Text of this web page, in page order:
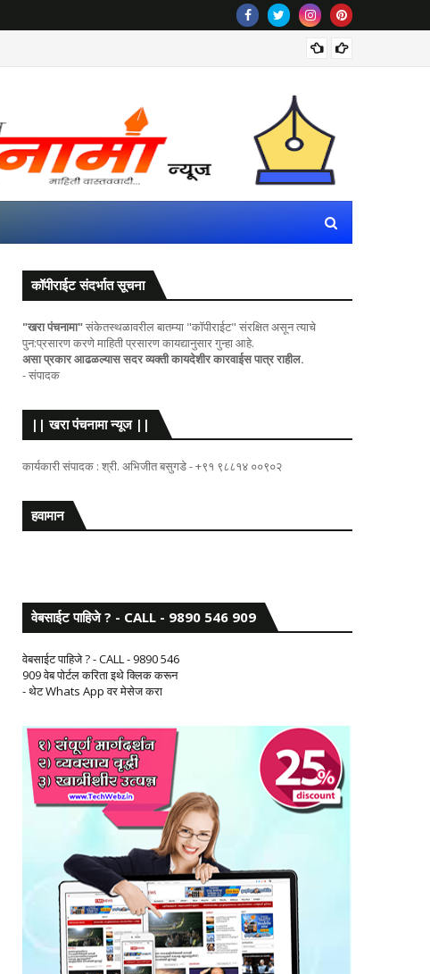
कॉपीराईट संदर्भात सूचना
"खरा पंचनामा"संकेतस्थळावरील बातम्या "कॉपीराईट" संरक्षित असून त्याचे
पुन:प्रसारण करणे माहिती प्रसारण कायद्यानुसार गुन्हा आहे.
असा प्रकार आढळल्यास सदर व्यक्ती कायदेशीर कारवाईस पात्र राहील.
- संपादक
|| खरा पंचनामा न्यूज ||
कार्यकारी संपादक : श्री. अभिजीत बसुगडे - +९१ ९८८१४ ००९०२
हवामान
वेबसाईट पाहिजे ? - CALL - 9890 546 909
वेबसाईट पाहिजे ? - CALL - 9890 546
909 वेब पोर्टल करिता इथे क्लिक करून
- थेट Whats App वर मेसेज करा